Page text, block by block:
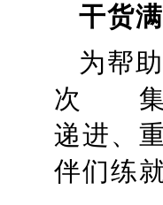
干货
为帮
次 集中
递进、
伴们练